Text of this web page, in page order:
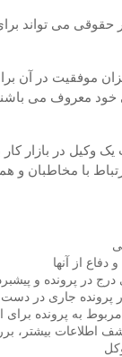
می تواند
موفقیت در آن
خود معروف می
وکیل در بازار
با
از آنها
درج در پرونده و
پرونده جاری در دست
به پرونده برای
بیشتر،